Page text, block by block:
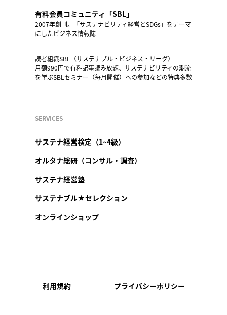
有料会員コミュニティ「SBL」
2007年創刊。「サステナビリティ経営とSDGs」をテーマ
にしたビジネス情報誌
読者組織SBL（サステナブル・ビジネス・リーグ）
月額990円で有料記事読み放題、サステナビリティの潮流
を学ぶSBLセミナー（毎月開催）への参加などの特典多数
SERVICES
サステナ経営検定（1~4級）
オルタナ総研（コンサル・調査）
サステナ経営塾
サステナブル★セレクション
オンラインショップ
利用規約 プライバシーポリシー